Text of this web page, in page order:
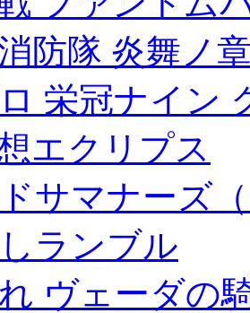
防隊 炎舞ノ
栄冠ナイン
エクリプス
サマナーズ
ランブル
ヴェーダの